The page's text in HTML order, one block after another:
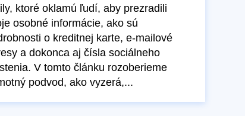
ktoré oklamú ľudí, aby prezradili
osobné informácie, ako sú
o kreditnej karte, e-mailové
a dokonca aj čísla sociálneho
V tomto článku rozoberieme
podvod, ako vyzerá,...